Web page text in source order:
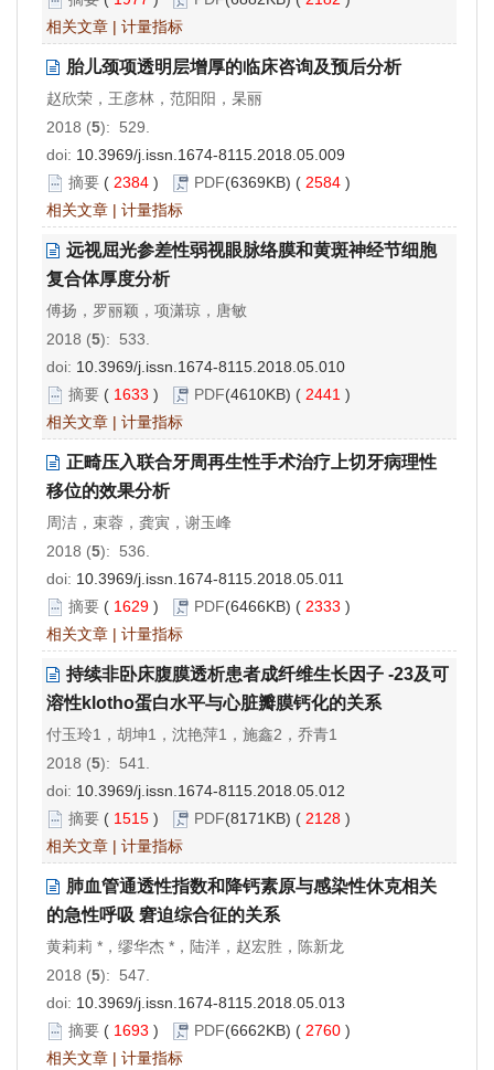
相关文章 | 计量指标
胎儿颈项透明层增厚的临床咨询及预后分析
赵欣荣，王彦林，范阳阳，杲丽
2018 (5): 529.
doi: 10.3969/j.issn.1674-8115.2018.05.009
摘要 ( 2384 ) PDF(6369KB) ( 2584 )
相关文章 | 计量指标
远视屈光参差性弱视眼脉络膜和黄斑神经节细胞
复合体厚度分析
傅扬，罗丽颖，项潇琼，唐敏
2018 (5): 533.
doi: 10.3969/j.issn.1674-8115.2018.05.010
摘要 ( 1633 ) PDF(4610KB) ( 2441 )
相关文章 | 计量指标
正畸压入联合牙周再生性手术治疗上切牙病理性
移位的效果分析
周洁，束蓉，龚寅，谢玉峰
2018 (5): 536.
doi: 10.3969/j.issn.1674-8115.2018.05.011
摘要 ( 1629 ) PDF(6466KB) ( 2333 )
相关文章 | 计量指标
持续非卧床腹膜透析患者成纤维生长因子 -23及可
溶性klotho蛋白水平与心脏瓣膜钙化的关系
付玉玲1，胡坤1，沈艳萍1，施鑫2，乔青1
2018 (5): 541.
doi: 10.3969/j.issn.1674-8115.2018.05.012
摘要 ( 1515 ) PDF(8171KB) ( 2128 )
相关文章 | 计量指标
肺血管通透性指数和降钙素原与感染性休克相关
的急性呼吸 窘迫综合征的关系
黄莉莉 *，缪华杰 *，陆洋，赵宏胜，陈新龙
2018 (5): 547.
doi: 10.3969/j.issn.1674-8115.2018.05.013
摘要 ( 1693 ) PDF(6662KB) ( 2760 )
相关文章 | 计量指标